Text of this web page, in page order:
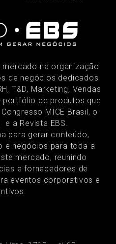
mercado na organização
de negócios dedicados
T&D, Marketing, Vendas
portfólio de produtos que
MICE Brasil, o
e a Revista EBS.
para gerar conteúdo,
e negócios para toda a
mercado, reunindo
e fornecedores de
eventos corporativos e